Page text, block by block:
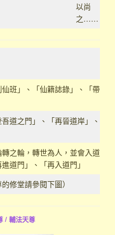
以尚
之……
班」、「仙籍誌錄」、「帶
道之門」、「再晉道岸」、
之輪，轉世為人，並會入道
道門」、「再入道門」
修堂請參閱下圖）
/ 輔法天尊